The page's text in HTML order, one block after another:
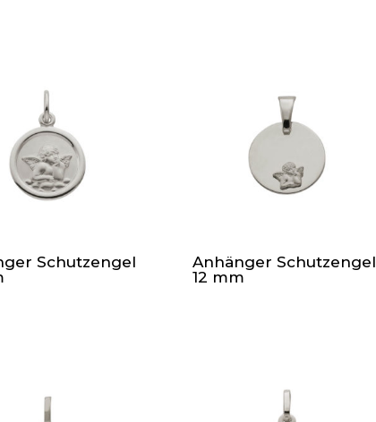
Schutzengel
Anhänger Schutzengel
12 mm